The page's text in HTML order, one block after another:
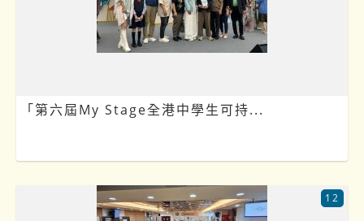
「第六屆My Stage全港中學生可持...
12